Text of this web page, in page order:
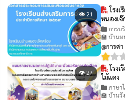
👁 21
โรงเ
หนองเ
การบ
🏫 บ้านห
@การศ
👁 27
โรง
ไม้แดง
ภาษา
🏫 บ้านวั